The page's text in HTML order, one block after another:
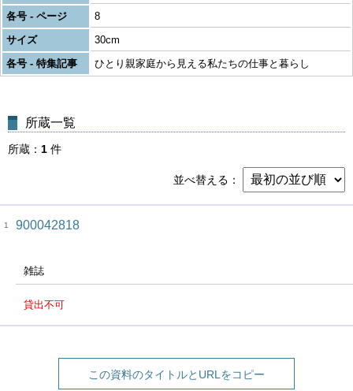
各号 - ページ
8
サイズ
30cm
各号 - 特集記事
ひとり親家庭から見える私たちの仕事と暮らし
所蔵一覧
所蔵 1 件
並べ替える
1 900042818
雑誌
貸出不可
この資料のタイトルとURLをコピー